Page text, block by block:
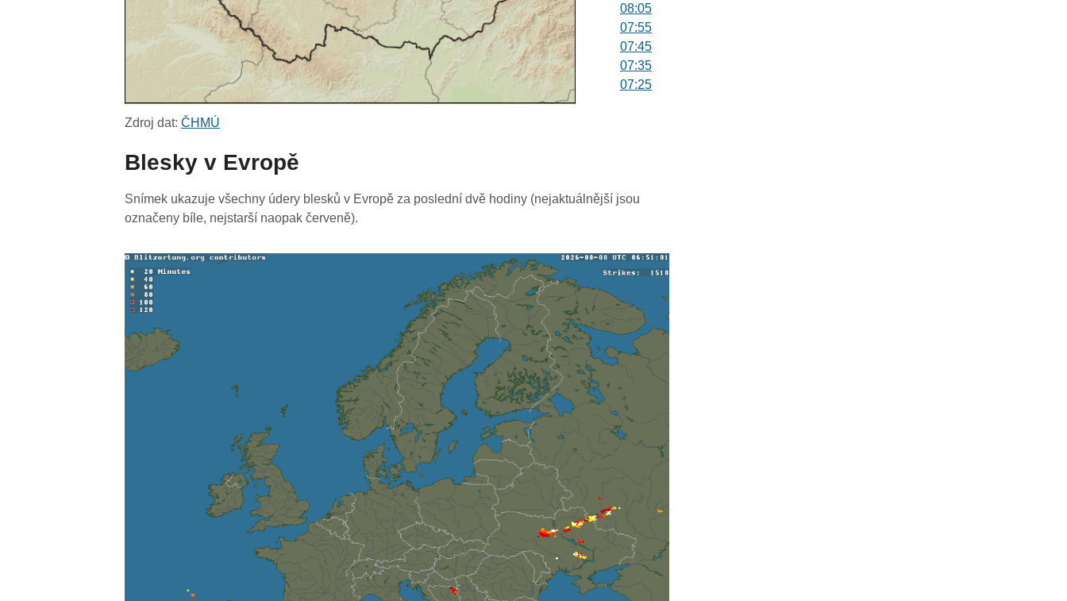
08:05
07:55
07:45
07:35
07:25
06:25
05:55
05:45
Zdroj dat:ČHMÚ
Blesky v Evropě
Snímek ukazuje všechny údery blesků v Evropě za poslední dvě hodiny (nejaktuálnější jsou
označeny bíle, nejstarší naopak červeně).